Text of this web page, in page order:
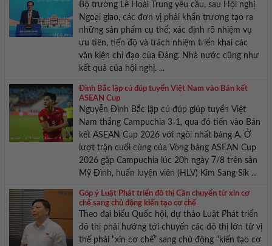
Bộ trưởng Lê Hoài Trung yêu cầu, sau Hội nghị
Ngoại giao, các đơn vị phải khẩn trương tạo ra
những sản phẩm cụ thể; xác định rõ nhiệm vụ
ưu tiên, tiến độ và trách nhiệm triển khai các
văn kiện chỉ đạo của Đảng, Nhà nước cũng như
kết quả của hội nghị. ...
Đình Bắc lập cú đúp tuyển Việt Nam vào Bán kết
ASEAN Cup
Nguyễn Đình Bắc lập cú đúp giúp tuyển Việt
Nam thắng Campuchia 3-1, qua đó tiến vào Bán
kết ASEAN Cup 2026 với ngôi nhất bảng A. Ở
lượt trận cuối cùng của Vòng bảng ASEAN Cup
2026 gặp Campuchia lúc 20h ngày 7/8 trên sân
Mỹ Đình, huấn luyện viên (HLV) Kim Sang Sik ...
Góp ý Luật Phát triển đô thị Cần chuyển từ xin cơ
chế sang chủ động kiến tạo cơ chế
Theo đại biểu Quốc hội, dự thảo Luật Phát triển
đô thị phải hướng tới chuyển các đô thị lớn từ vị
thế phải “xin cơ chế” sang chủ động “kiến tạo cơ